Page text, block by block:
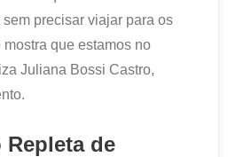
precisar viajar para os
que estamos no
Juliana Bossi Castro,
Repleta de